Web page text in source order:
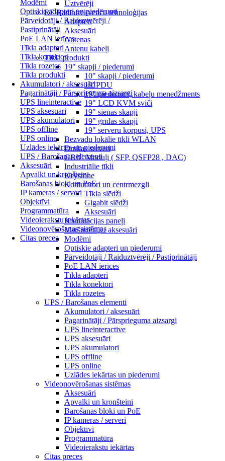
Modēmi
Optiskie adapteri un piederumi
Pārveidotāji / Raiduztvērēji /
Pastiprinātāji
PoE LAN ierīces
Tīkla adapteri
Tīkla konektori
Tīkla rozetes
Tīkla produkti
Akumulatori / aksesuāri
Pagarinātāji / Pārsprieguma aizsargi
UPS lineinteractive
UPS aksesuāri
UPS akumulatori
UPS offline
UPS online
Uzlādes iekārtas un piederumi
UPS / Barošanas elementi
Aksesuāri
Apvalki un kronšteini
Barošanas bloki un PoE
IP kameras / serveri
Objektīvi
Programmatūra
Videoierakstu iekārtas
Videonovērošanas sistēmas
Citas preces
Uztvērēji
RF Radiofrekvenču tehnoloģijas
Adapteri
Aksesuāri
Antenas
Antenu kabeļi
Tīkla produkti
19" skapji / piederumi
10" skapji / piederumi
19"PDU
19" piederumi, kabeļu menedžments
19" LCD KVM sviči
19" sienas skapji
19" grīdas skapji
19" serveru korpusi, UPS
Bezvadu lokālie tīkli WLAN
Drukas serveri
GBIC Moduļi ( SFP, QSFP28 , DAC)
Industriālie tīkli
Keystone
Komutatori un centrmezgli
Tīkla slēdži
Gigabit slēdži
Aksesuāri
Komutācijas paneļi
Maršrutētāji / aksesuāri
Modēmi
Optiskie adapteri un piederumi
Pārveidotāji / Raiduztvērēji / Pastiprinātāji
PoE LAN ierīces
Tīkla adapteri
Tīkla konektori
Tīkla rozetes
UPS / Barošanas elementi
Akumulatori / aksesuāri
Pagarinātāji / Pārsprieguma aizsargi
UPS lineinteractive
UPS aksesuāri
UPS akumulatori
UPS offline
UPS online
Uzlādes iekārtas un piederumi
Videonovērošanas sistēmas
Aksesuāri
Apvalki un kronšteini
Barošanas bloki un PoE
IP kameras / serveri
Objektīvi
Programmatūra
Videoierakstu iekārtas
Citas preces